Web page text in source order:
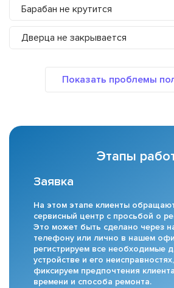
Барабан не крутится
Дверца не закрывается
Этапы
Заявка
На этом этапе клиенты
сервисный центр с просьбой о
Это может быть сделано через
телефону или лично в нашем
регистрируем все необходимые
устройстве и его
фиксируем предпочтения
времени и способа ремонта.